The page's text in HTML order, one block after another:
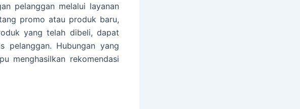
pelanggan melalui layanan
promo atau produk baru,
yang telah dibeli, dapat
pelanggan. Hubungan yang
menghasilkan rekomendasi